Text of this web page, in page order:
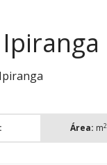
Área: m2